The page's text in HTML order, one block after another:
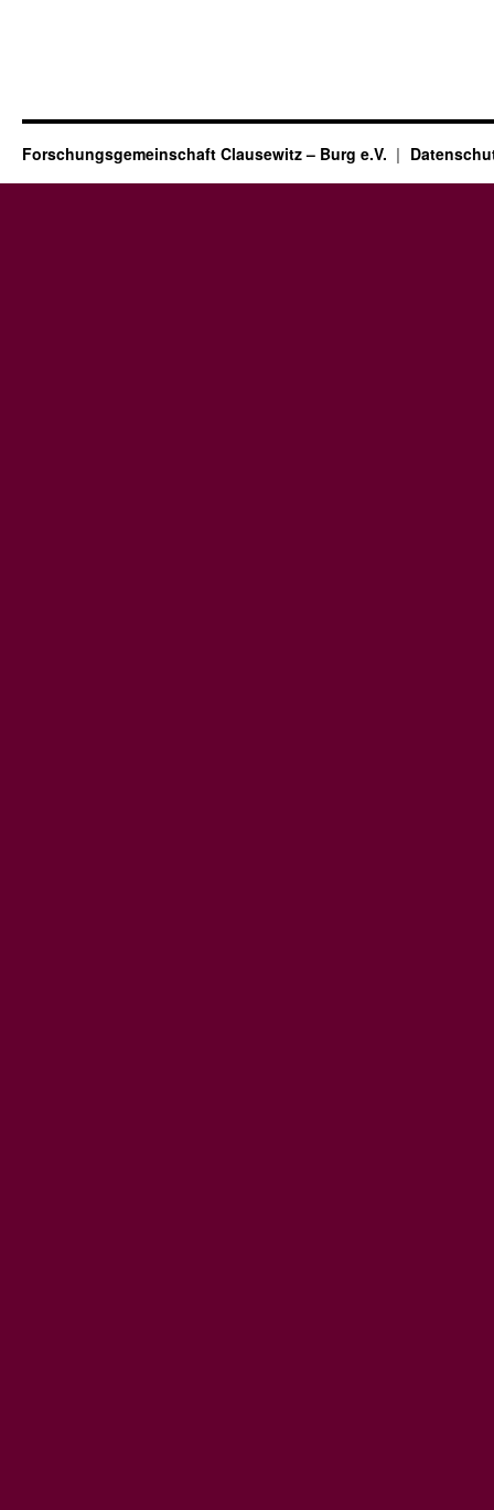
Forschungsgemeinschaft Clausewitz – Burg e.V.